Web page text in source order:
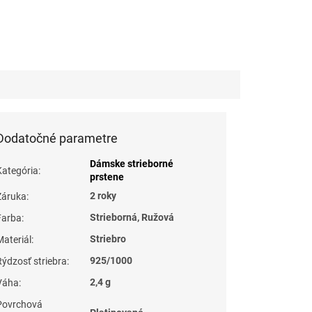
parametre
:
Dámske strieborné
prstene
:
2 roky
:
Strieborná, Ružová
:
Striebro
striebra:
925/1000
:
2,4 g